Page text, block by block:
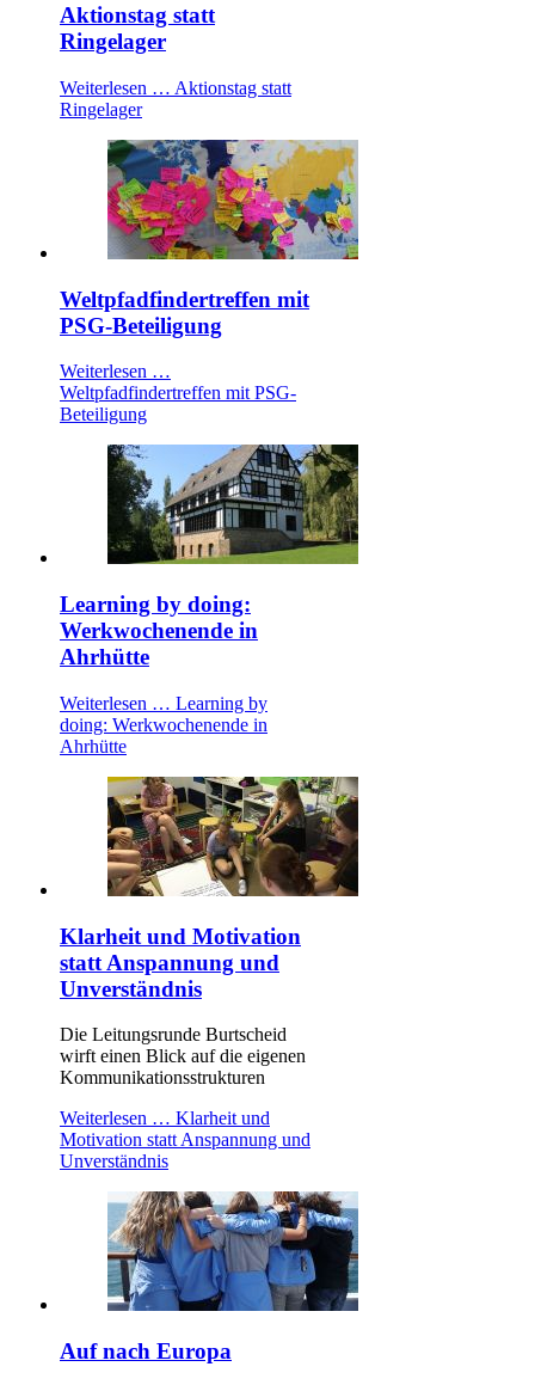
Aktionstag statt
Ringelager
Weiterlesen … Aktionstag statt
Ringelager
Weltpfadfindertreffen mit
PSG-Beteiligung
Weiterlesen …
Weltpfadfindertreffen mit PSG-
Beteiligung
Learning by doing:
Werkwochenende in
Ahrhütte
Weiterlesen … Learning by
doing: Werkwochenende in
Ahrhütte
Klarheit und Motivation
statt Anspannung und
Unverständnis
Die Leitungsrunde Burtscheid
wirft einen Blick auf die eigenen
Kommunikationsstrukturen
Weiterlesen … Klarheit und
Motivation statt Anspannung und
Unverständnis
Auf nach Europa